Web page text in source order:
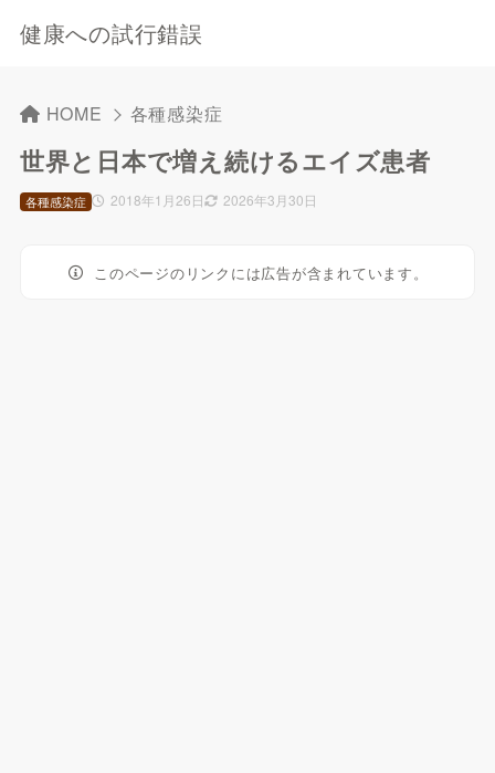
健康への試行錯誤
HOME 各種感染症
世界と日本で増え続けるエイズ患者
2018年1月26日 2026年3月30日
各種感染症
このページのリンクには広告が含まれています。